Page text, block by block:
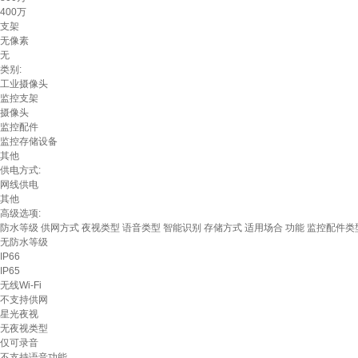
400万
支架
无像素
无
类别:
工业摄像头
监控支架
摄像头
监控配件
监控存储设备
其他
供电方式:
网线供电
其他
高级选项:
防水等级 供网方式 夜视类型 语音类型 智能识别 存储方式 适用场合 功能 监控配件类
无防水等级
IP66
IP65
无线Wi-Fi
不支持供网
星光夜视
无夜视类型
仅可录音